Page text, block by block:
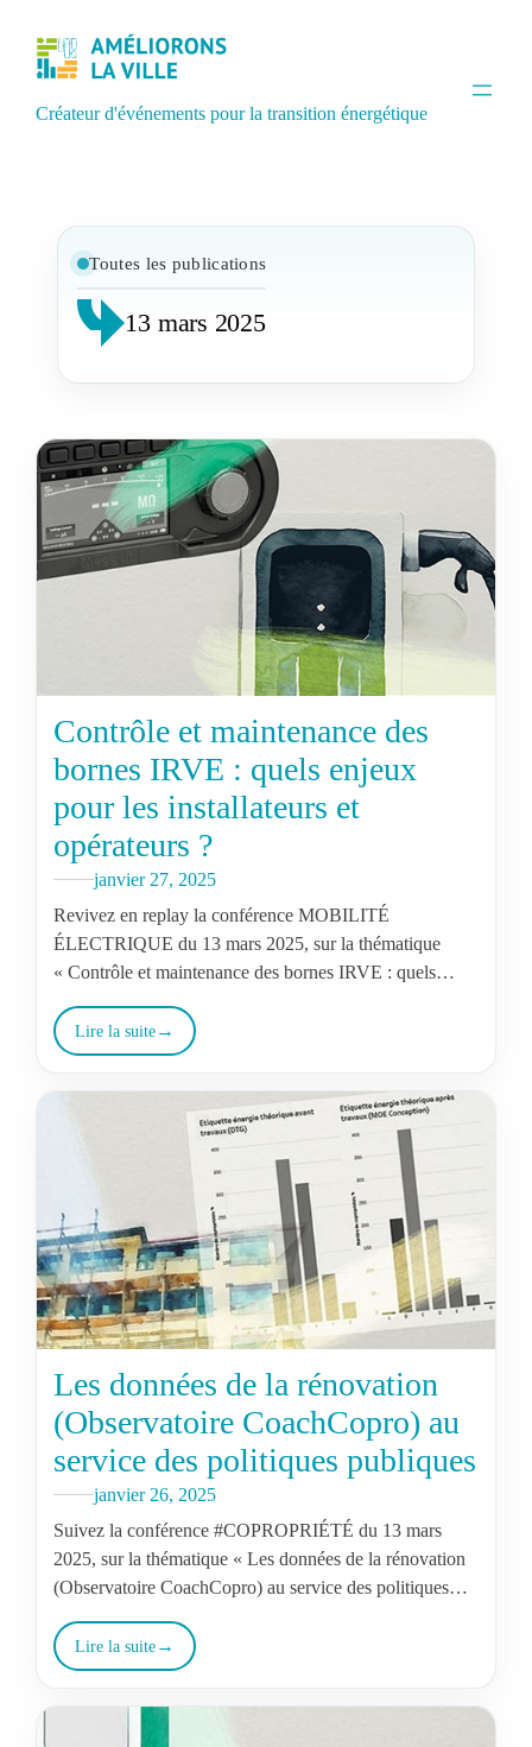
Créateur d'événements pour la transition énergétique
Toutes les publications
13 mars 2025
Contrôle et maintenance des
bornes IRVE : quels enjeux
pour les installateurs et
opérateurs ?
janvier 27, 2025
Revivez en replay la conférence MOBILITÉ
ÉLECTRIQUE du 13 mars 2025, sur la thématique
« Contrôle et maintenance des bornes IRVE : quels
Lire la suite
Les données de la rénovation
(Observatoire CoachCopro) au
service des politiques publiques
janvier 26, 2025
Suivez la conférence #COPROPRIÉTÉ du 13 mars
2025, sur la thématique « Les données de la rénovation
(Observatoire CoachCopro) au service des politiques
Lire la suite